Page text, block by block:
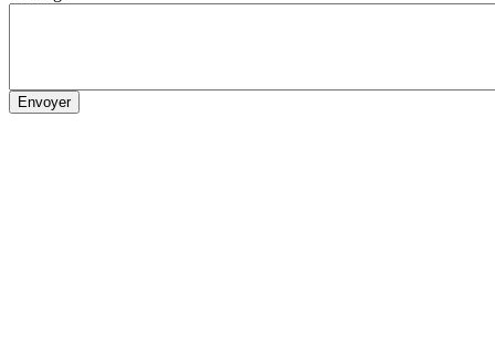
Envoyer